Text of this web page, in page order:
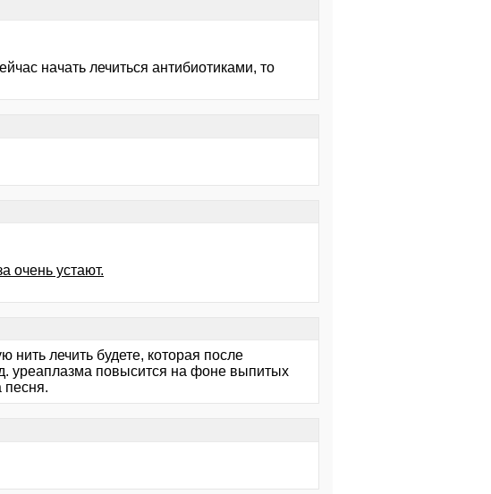
начать лечиться антибиотиками, то
очень устают.
лечить будете, которая после
уреаплазма повысится на фоне выпитых
песня.